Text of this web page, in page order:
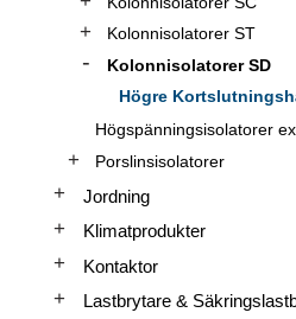
Kolonnisolatorer ST
Kolonnisolatorer SD
Högre
Högspänningsisolatorer
Porslinsisolatorer
Jordning
Klimatprodukter
Kontaktor
Lastbrytare &